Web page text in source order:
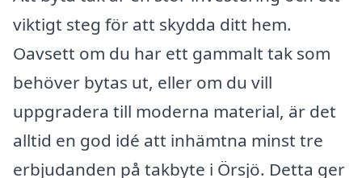
viktigt steg för att skydda ditt hem.
Oavsett om du har ett gammalt tak som
behöver bytas ut, eller om du vill
uppgradera till moderna material, är det
alltid en god idé att inhämtna minst tre
erbjudanden på takbyte i Örsjö. Detta ger